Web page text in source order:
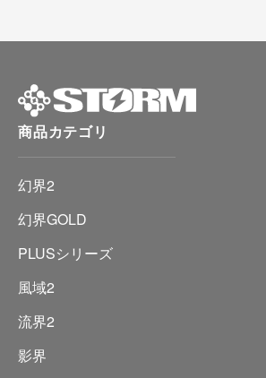
商品カテゴリ
幻界2
幻界GOLD
PLUSシリーズ
風域2
流界2
影界